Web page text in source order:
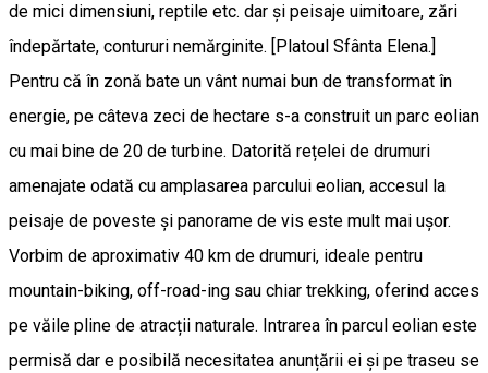
de mici dimensiuni, reptile etc. dar și peisaje uimitoare, zări
îndepărtate, contururi nemărginite. [Platoul Sfânta Elena.]
Pentru că în zonă bate un vânt numai bun de transformat în
energie, pe câteva zeci de hectare s-a construit un parc eolian
cu mai bine de 20 de turbine. Datorită rețelei de drumuri
amenajate odată cu amplasarea parcului eolian, accesul la
peisaje de poveste și panorame de vis este mult mai ușor.
Vorbim de aproximativ 40 km de drumuri, ideale pentru
mountain-biking, off-road-ing sau chiar trekking, oferind acces
pe văile pline de atracții naturale. Intrarea în parcul eolian este
permisă dar e posibilă necesitatea anunțării ei și pe traseu se